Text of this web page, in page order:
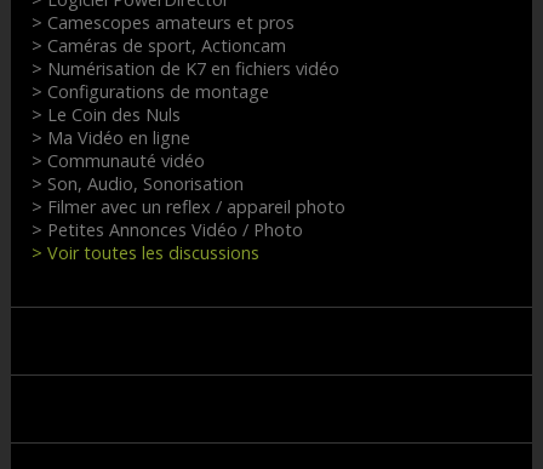
> Camescopes amateurs et pros
> Caméras de sport, Actioncam
> Numérisation de K7 en fichiers vidéo
> Configurations de montage
> Le Coin des Nuls
> Ma Vidéo en ligne
> Communauté vidéo
> Son, Audio, Sonorisation
> Filmer avec un reflex / appareil photo
> Petites Annonces Vidéo / Photo
> Voir toutes les discussions